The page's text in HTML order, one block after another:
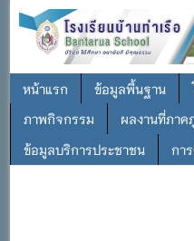
หน้าแรก ข้อมูลพื้นฐาน
ภาพกิจกรรม
ผลงานที่ภาค
ข้อมูลบริการประชาชน
กา